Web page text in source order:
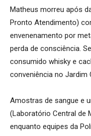
Matheus morreu após
Pronto Atendimento)
envenenamento por
perda de consciência.
consumido whisky e
conveniência no Jardim
Amostras de sangue e
(Laboratório Central de
enquanto equipes da